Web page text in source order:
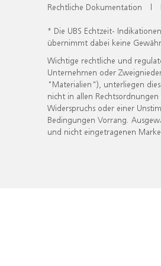
Rechtliche Dokumentation |
* Die UBS Echtzeit-
übernimmt dabei keine
Wichtige rechtliche und
Unternehmen oder
"Materialien"), unterliegen
nicht in allen
Widerspruchs oder einer
Bedingungen Vorrang.
und nicht eingetragenen